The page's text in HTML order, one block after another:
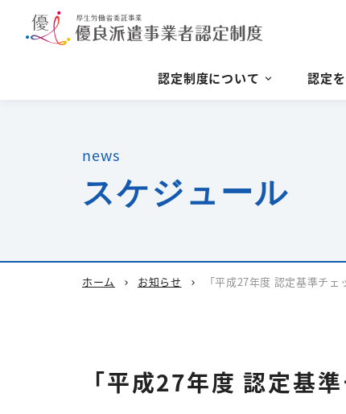
認定制度について 認定
news
スケジュール
ホーム chevron_right お知らせ chevron_right 「平成27年度 認定基準チ
「平成27年度 認定基